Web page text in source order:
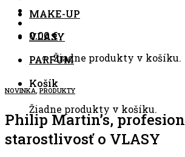
0.00€
Žiadne produkty v košíku.
Košík
Žiadne produkty v košíku.
MAKE-UP
VLASY
PARFUM
NOVINKA, PRODUKTY
Philip Martin’s,
starostlivosť o VLASY